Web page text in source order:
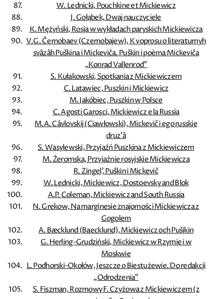
W. Lednicki, Pouchkine et Mickiewicz
J. Gołąbek, Dwaj nauczyciele
K. Mężyński, Rosja w wykładach paryskich Mickiewicza
V.G. Černobaev (Czernobajew), K voprosu o literaturnyh
svâzâh Puškina i Mickeviča. Puškin i poèma Mickeviča
„Konrad Vallenrod”
S. Kułakowski, Spotkania z Mickiewiczem
C. Latawiec, Puszkin i Mickiewicz
M. Jakóbiec, Puszkin w Polsce
C. Agosti Garosci, Mickiewicz e la Russia
M.A. Câvlovskij (Ciawłowski), Mickevič i ego russkie
druz'â
S. Wasylewski, Przyjaźń Puszkina z Mickiewiczem
M. Żeromska, Przyjaźnie rosyjskie Mickiewicza
R. Zingel', Puškin i Mickevič
W. Lednicki, Mickiewicz, Dostoevsky and Blok
A.P. Coleman, Mickiewicz and South Russia
N. Grekow, Na marginesie znajomości Mickiewicza z
Gogolem
A. Bæcklund (Baecklund), Mickiewicz och Pušjkin
G. Herling-Grudziński, Mickiewicz w Rzymie i w
Moskwie
L. Podhorski-Okołów, Jeszcze o Biestużewie. Do redakcji
„Odrodzenia”
S. Fiszman, Rozmowy F. Czyżowa z Mickiewiczem (z